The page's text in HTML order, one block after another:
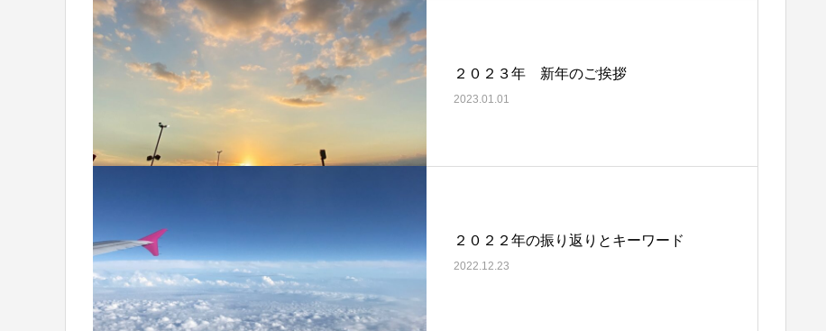
２０２３年 新年のご挨拶
2023.01.01
２０２２年の振り返りとキーワード
2022.12.23